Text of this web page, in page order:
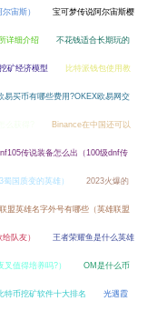
宙斯） 宝可梦传说阿尔宙斯樱
详细介绍 不花钱适合长期玩的
矿经济模型 比特派钱包使用教
易买币有哪些费用?OKEX欧易网交
Binance在中国还可以
传说装备怎么出（100级dnf传
国质变的英雄） 2023火爆的
盟英雄名字外号有哪些（英雄联盟
队友） 王者荣耀鱼是什么英雄
值得培养吗?） OM是什么币
特币挖矿软件十大排名 光遇霞